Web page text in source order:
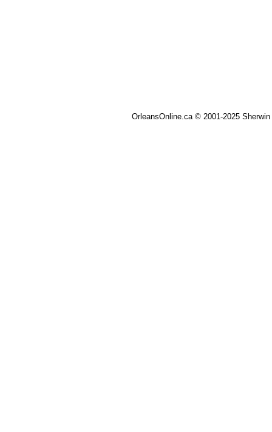
OrleansOnline.ca © 2001-2025